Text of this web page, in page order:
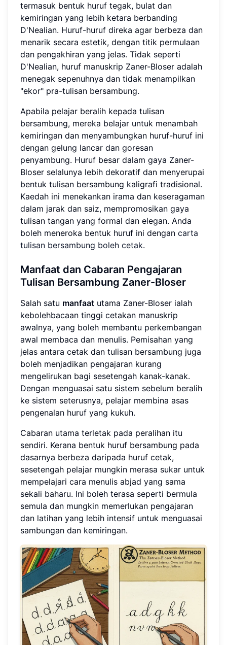
termasuk bentuk huruf tegak, bulat dan
kemiringan yang lebih ketara berbanding
D'Nealian. Huruf-huruf direka agar berbeza dan
menarik secara estetik, dengan titik permulaan
dan pengakhiran yang jelas. Tidak seperti
D'Nealian, huruf manuskrip Zaner-Bloser adalah
menegak sepenuhnya dan tidak menampilkan
"ekor" pra-tulisan bersambung.
Apabila pelajar beralih kepada tulisan
bersambung, mereka belajar untuk menambah
kemiringan dan menyambungkan huruf-huruf ini
dengan gelung lancar dan goresan
penyambung. Huruf besar dalam gaya Zaner-
Bloser selalunya lebih dekoratif dan menyerupai
bentuk tulisan bersambung kaligrafi tradisional.
Kaedah ini menekankan irama dan keseragaman
dalam jarak dan saiz, mempromosikan gaya
tulisan tangan yang formal dan elegan. Anda
boleh meneroka bentuk huruf ini dengan carta
tulisan bersambung boleh cetak.
Manfaat dan Cabaran Pengajaran
Tulisan Bersambung Zaner-Bloser
Salah satu manfaat utama Zaner-Bloser ialah
kebolehbacaan tinggi cetakan manuskrip
awalnya, yang boleh membantu perkembangan
awal membaca dan menulis. Pemisahan yang
jelas antara cetak dan tulisan bersambung juga
boleh menjadikan pengajaran kurang
mengelirukan bagi sesetengah kanak-kanak.
Dengan menguasai satu sistem sebelum beralih
ke sistem seterusnya, pelajar membina asas
pengenalan huruf yang kukuh.
Cabaran utama terletak pada peralihan itu
sendiri. Kerana bentuk huruf bersambung pada
dasarnya berbeza daripada huruf cetak,
sesetengah pelajar mungkin merasa sukar untuk
mempelajari cara menulis abjad yang sama
sekali baharu. Ini boleh terasa seperti bermula
semula dan mungkin memerlukan pengajaran
dan latihan yang lebih intensif untuk menguasai
sambungan dan kemiringan.